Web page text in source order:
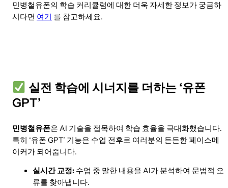
민병철유폰의 학습 커리큘럼에 대한 더욱 자세한 정보가 궁금하
시다면 여기 를 참고하세요.
실전 학습에 시너지를 더하는 ‘유폰
GPT’
민병철유폰은 AI 기술을 접목하여 학습 효율을 극대화했습니다.
특히 ‘유폰 GPT’ 기능은 수업 전후로 여러분의 든든한 페이스메
이커가 되어줍니다.
실시간 교정: 수업 중 말한 내용을 AI가 분석하여 문법적 오
류를 찾아냅니다.